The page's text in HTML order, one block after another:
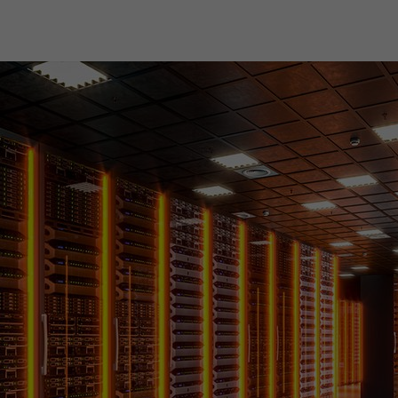
eindeutige Identitätsnummer des Kontos
oder der Website enthält, auf das es sich
bezieht. Es scheint eine Variation des _gat-
Cookies zu sein, das verwendet wird, um die
von Google auf Websites mit hohem Traffic-
Aufkommen aufgezeichnete Datenmenge zu
begrenzen.
Name _gat UA-16680190-1
Anbieter Google Analytics
Laufzeit 1 Minute
Dies ist ein von Google Analytics gesetztes
Cookie vom Mustertyp, bei dem das
Musterelement auf dem Namen die